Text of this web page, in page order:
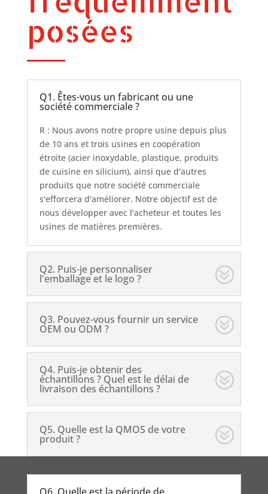
posées
Q1. Êtes-vous un fabricant ou une
société commerciale ?
R : Nous avons notre propre usine depuis plus
de 10 ans et trois usines en coopération
étroite (acier inoxydable, plastique, produits
de cuisine en silicium), ainsi que d'autres
produits que notre société commerciale
s'efforcera d'améliorer. Notre objectif est de
nous développer avec l'acheteur et toutes les
usines de matières premières.
Q2. Puis-je personnaliser
l'emballage et le logo ?
Q3. Pouvez-vous fournir un service
OEM ou ODM ?
Q4. Puis-je obtenir des
échantillons ? Quel est le délai de
livraison des échantillons ?
Q5. Quelle est la QMOS de votre
produit ?